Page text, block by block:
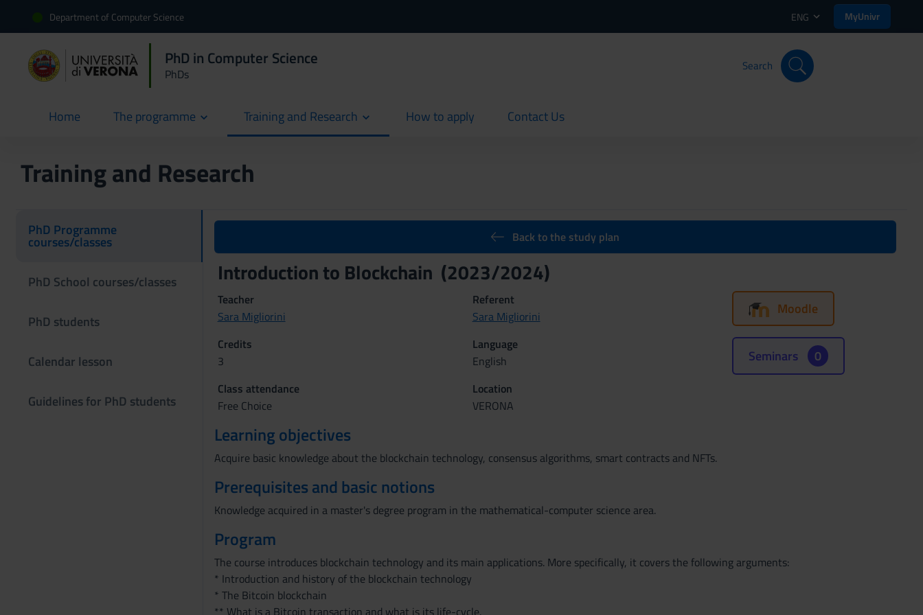
Department of Computer Science ENG MyUnivr
PhD in Computer Science
PhDs
Search
Home
current The programme Training and Research How to apply
current Contact Us
current
Training and Research
PhD Programme
courses/classes
PhD School courses/classes
PhD students
Calendar lesson
Guidelines for PhD students
Back to the study plan
Introduction to Blockchain (2023/2024)
Teacher
Sara Migliorini
Referent
Sara Migliorini
Credits
3
Language
English
Class attendance
Free Choice
Location
VERONA
Moodle
Seminars 0
Learning objectives
Acquire basic knowledge about the blockchain technology, consensus algorithms, smart contracts and NFTs.
Prerequisites and basic notions
Knowledge acquired in a master's degree program in the mathematical-computer science area.
Program
The course introduces blockchain technology and its main applications. More specifically, it covers the following arguments:
* Introduction and history of the blockchain technology
* The Bitcoin blockchain
** What is a Bitcoin transaction and what is its life-cycle.